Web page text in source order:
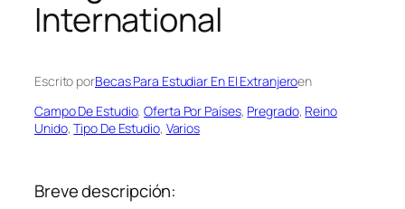
International
Escrito porBecas Para Estudiar En El Extranjeroen
Campo De Estudio, Oferta Por Países, Pregrado, Reino
Unido, Tipo De Estudio, Varios
Breve descripción: